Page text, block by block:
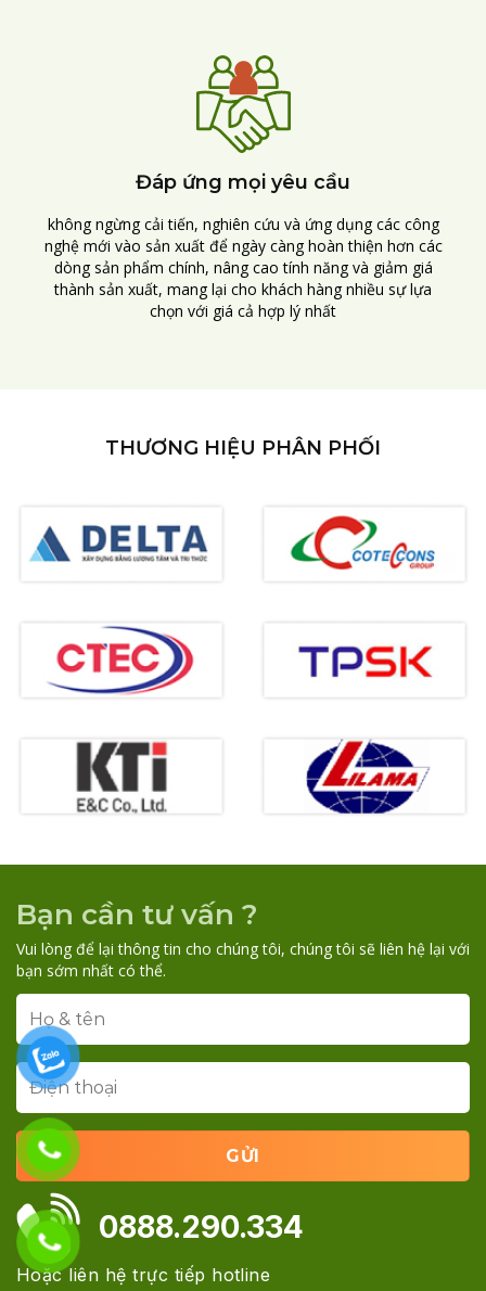
Đáp ứng mọi yêu cầu
không ngừng cải tiến, nghiên cứu và ứng dụng các công
nghệ mới vào sản xuất để ngày càng hoàn thiện hơn các
dòng sản phẩm chính, nâng cao tính năng và giảm giá
thành sản xuất, mang lại cho khách hàng nhiều sự lựa
chọn với giá cả hợp lý nhất
THƯƠNG HIỆU PHÂN PHỐI
Bạn cần tư vấn ?
Vui lòng để lại thông tin cho chúng tôi, chúng tôi sẽ liên hệ lại với
bạn sớm nhất có thể.
0888.290.334
Hoặc liên hệ trực tiếp hotline